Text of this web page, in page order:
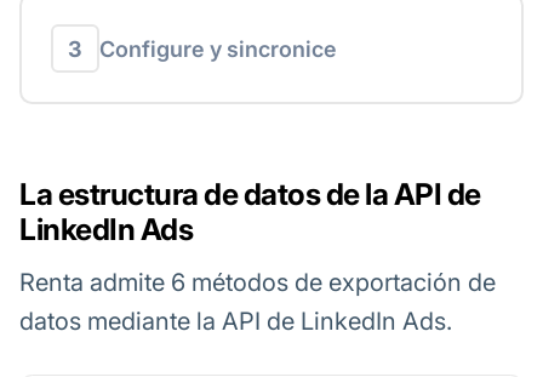
3 Configure y sincronice
La estructura de datos de la API de
LinkedIn Ads
Renta admite 6 métodos de exportación de
datos mediante la API de LinkedIn Ads.